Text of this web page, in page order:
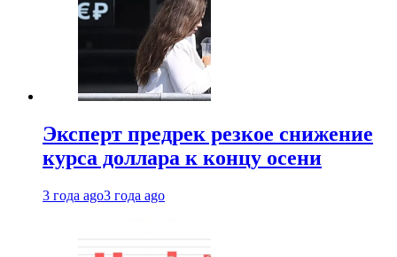
Эксперт предрек резкое снижение
курса доллара к концу осени
3 года ago3 года ago